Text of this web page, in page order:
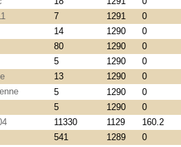
7 1291
0
14 1290
0
80 1290
0
5 1290
0
13 1290
0
5 1290
0
5 1290
0
11330 1129
160.2
541 1289
0